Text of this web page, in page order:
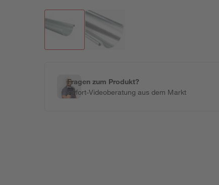
Fragen zum Produkt?
Sofort-Videoberatung aus dem Markt